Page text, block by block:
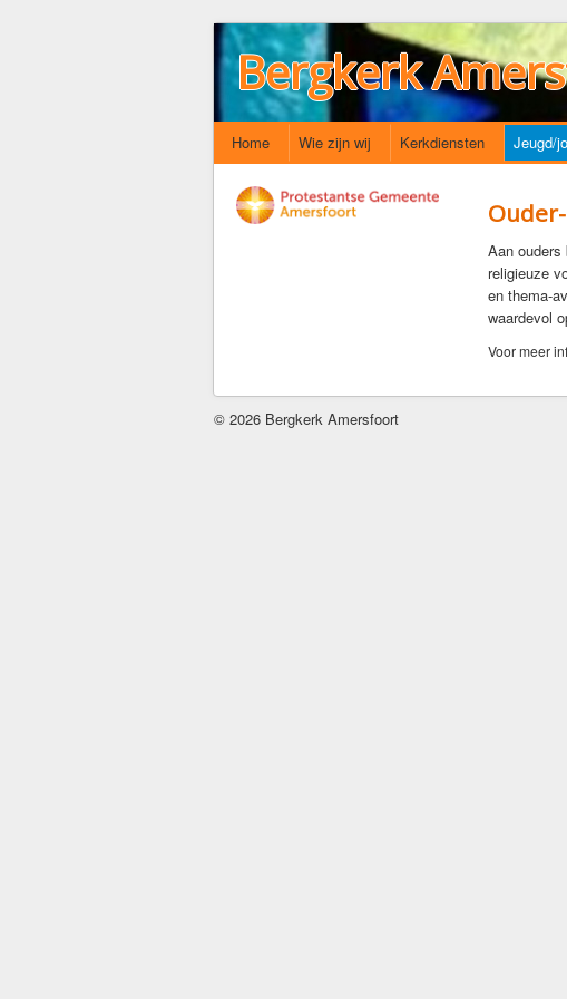
Bergkerk
Home Wie zijn wij Kerkdiensten Jeugd/
Aan
religieuze
en thema-
waardevol
Voor meer
© 2026 Bergkerk Amersfoort